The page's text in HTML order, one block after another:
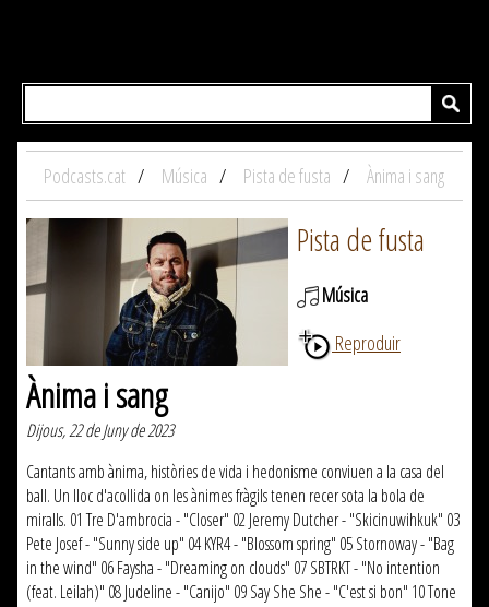
Podcasts.cat Música Pista de fusta Ànima i sang
Pista de fusta
Música
Reproduir
Ànima i sang
Dijous, 22 de Juny de 2023
Cantants amb ànima, històries de vida i hedonisme conviuen a la casa del
ball. Un lloc d'acollida on les ànimes fràgils tenen recer sota la bola de
miralls. 01 Tre D'ambrocia - "Closer" 02 Jeremy Dutcher - "Skicinuwihkuk" 03
Pete Josef - "Sunny side up" 04 KYR4 - "Blossom spring" 05 Stornoway - "Bag
in the wind" 06 Faysha - "Dreaming on clouds" 07 SBTRKT - "No intention
(feat. Leilah)" 08 Judeline - "Canijo" 09 Say She She - "C'est si bon" 10 Tone